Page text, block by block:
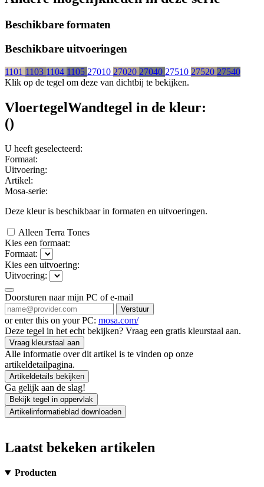
Beschikbare formaten
Beschikbare uitvoeringen
1101 1103 1104 1105 27010 27020 27040 27510 27520 27540
Klik op de tegel om deze van dichtbij te bekijken.
VloertegelWandtegel in de kleur:
()
U heeft geselecteerd:
Formaat:
Uitvoering:
Artikel:
Mosa-serie:
Deze kleur is beschikbaar in formaten en uitvoeringen.
Alleen Terra Tones
Kies een formaat:
Formaat:
Kies een uitvoering:
Uitvoering:
Doorsturen naar mijn PC of e-mail
Verstuur
or enter this on your PC: mosa.com/
Deze tegel in het echt bekijken? Vraag een gratis kleurstaal aan.
Vraag kleurstaal aan
Alle informatie over dit artikel is te vinden op onze
artikeldetailpagina.
Artikeldetails bekijken
Ga gelijk aan de slag!
Bekijk tegel in oppervlak
Artikelinformatieblad downloaden
Laatst bekeken artikelen
Producten